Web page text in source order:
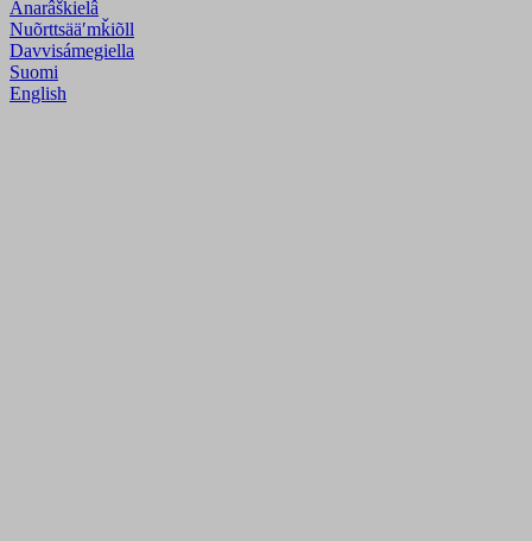
Anarâškielâ
Nuõrttsääʹmǩiõll
Davvisámegiella
Suomi
English